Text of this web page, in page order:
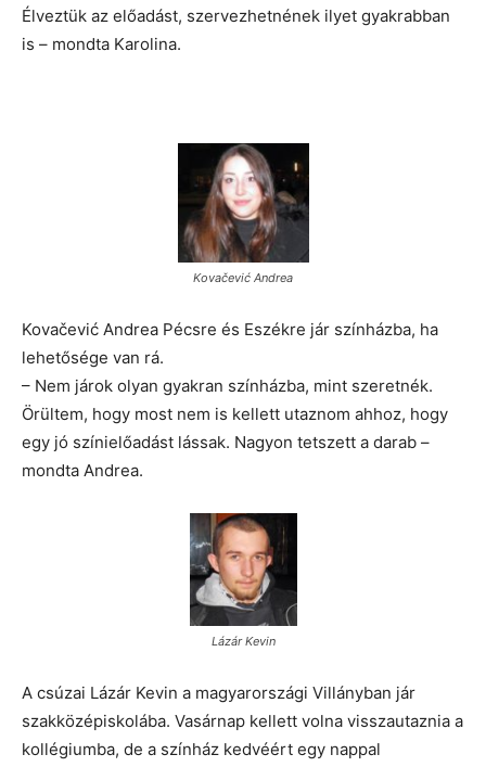
Élveztük az előadást, szervezhetnének ilyet gyakrabban
is – mondta Karolina.
Kovačević Andrea
Kovačević Andrea Pécsre és Eszékre jár színházba, ha
lehetősége van rá.
– Nem járok olyan gyakran színházba, mint szeretnék.
Örültem, hogy most nem is kellett utaznom ahhoz, hogy
egy jó színielőadást lássak. Nagyon tetszett a darab –
mondta Andrea.
Lázár Kevin
A csúzai Lázár Kevin a magyarországi Villányban jár
szakközépiskolába. Vasárnap kellett volna visszautaznia a
kollégiumba, de a színház kedvéért egy nappal